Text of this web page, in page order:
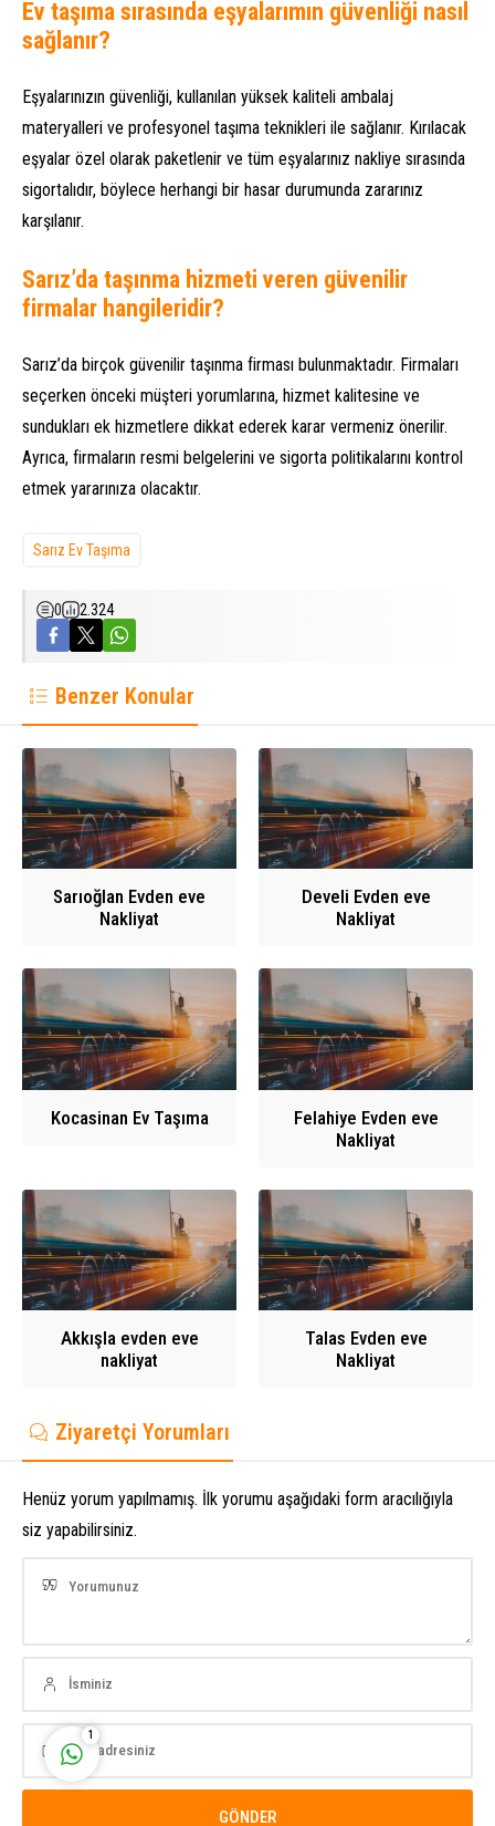
Ev taşıma sırasında eşyalarımın güvenliği nasıl
sağlanır?
Eşyalarınızın güvenliği, kullanılan yüksek kaliteli ambalaj
materyalleri ve profesyonel taşıma teknikleri ile sağlanır. Kırılacak
eşyalar özel olarak paketlenir ve tüm eşyalarınız nakliye sırasında
sigortalıdır, böylece herhangi bir hasar durumunda zararınız
karşılanır.
Sarız’da taşınma hizmeti veren güvenilir
firmalar hangileridir?
Sarız’da birçok güvenilir taşınma firması bulunmaktadır. Firmaları
seçerken önceki müşteri yorumlarına, hizmet kalitesine ve
sundukları ek hizmetlere dikkat ederek karar vermeniz önerilir.
Ayrıca, firmaların resmi belgelerini ve sigorta politikalarını kontrol
etmek yararınıza olacaktır.
Sarız Ev Taşıma
0 2.324
Benzer Konular
Sarıoğlan Evden eve
Nakliyat
Develi Evden eve
Nakliyat
Kocasinan Ev Taşıma
Felahiye Evden eve
Nakliyat
Akkışla evden eve
nakliyat
Talas Evden eve
Nakliyat
Ziyaretçi Yorumları
Henüz yorum yapılmamış. İlk yorumu aşağıdaki form aracılığıyla
siz yapabilirsiniz.
Ahmet Yılmaz
1